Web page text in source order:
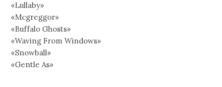
«Lullaby»
«Mcgreggor»
«Buffalo Ghosts»
«Waving From Windows»
«Snowball»
«Gentle As»